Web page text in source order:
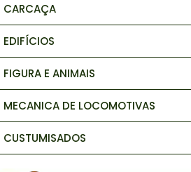
CARCAÇA
EDIFÍCIOS
FIGURA E ANIMAIS
MECANICA DE LOCOMOTIVAS
CUSTUMISADOS